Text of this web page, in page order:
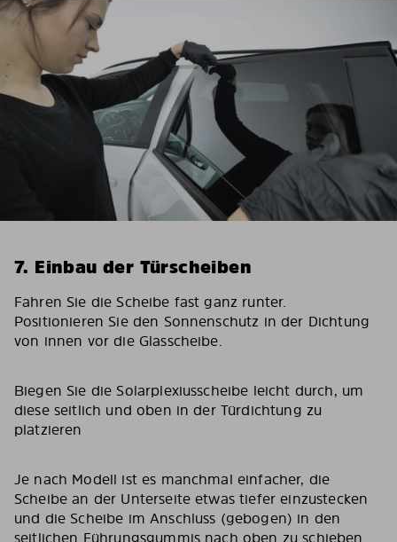
7. Einbau der Türscheiben
Fahren Sie die Scheibe fast ganz runter.
Positionieren Sie den Sonnenschutz in der Dichtung
von innen vor die Glasscheibe.
Biegen Sie die Solarplexiusscheibe leicht durch, um
diese seitlich und oben in der Türdichtung zu
platzieren
Je nach Modell ist es manchmal einfacher, die
Scheibe an der Unterseite etwas tiefer einzustecken
und die Scheibe im Anschluss (gebogen) in den
seitlichen Führungsgummis nach oben zu schieben.